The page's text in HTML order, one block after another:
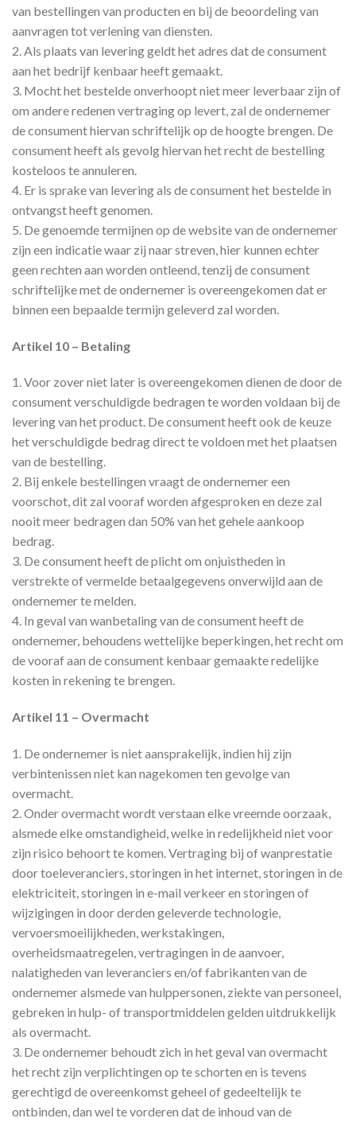
van bestellingen van producten en bij de beoordeling van
aanvragen tot verlening van diensten.
2. Als plaats van levering geldt het adres dat de consument
aan het bedrijf kenbaar heeft gemaakt.
3. Mocht het bestelde onverhoopt niet meer leverbaar zijn of
om andere redenen vertraging op levert, zal de ondernemer
de consument hiervan schriftelijk op de hoogte brengen. De
consument heeft als gevolg hiervan het recht de bestelling
kosteloos te annuleren.
4. Er is sprake van levering als de consument het bestelde in
ontvangst heeft genomen.
5. De genoemde termijnen op de website van de ondernemer
zijn een indicatie waar zij naar streven, hier kunnen echter
geen rechten aan worden ontleend, tenzij de consument
schriftelijke met de ondernemer is overeengekomen dat er
binnen een bepaalde termijn geleverd zal worden.
Artikel 10 – Betaling
1. Voor zover niet later is overeengekomen dienen de door de
consument verschuldigde bedragen te worden voldaan bij de
levering van het product. De consument heeft ook de keuze
het verschuldigde bedrag direct te voldoen met het plaatsen
van de bestelling.
2. Bij enkele bestellingen vraagt de ondernemer een
voorschot, dit zal vooraf worden afgesproken en deze zal
nooit meer bedragen dan 50% van het gehele aankoop
bedrag.
3. De consument heeft de plicht om onjuistheden in
verstrekte of vermelde betaalgegevens onverwijld aan de
ondernemer te melden.
4. In geval van wanbetaling van de consument heeft de
ondernemer, behoudens wettelijke beperkingen, het recht om
de vooraf aan de consument kenbaar gemaakte redelijke
kosten in rekening te brengen.
Artikel 11 – Overmacht
1. De ondernemer is niet aansprakelijk, indien hij zijn
verbintenissen niet kan nagekomen ten gevolge van
overmacht.
2. Onder overmacht wordt verstaan elke vreemde oorzaak,
alsmede elke omstandigheid, welke in redelijkheid niet voor
zijn risico behoort te komen. Vertraging bij of wanprestatie
door toeleveranciers, storingen in het internet, storingen in de
elektriciteit, storingen in e-mail verkeer en storingen of
wijzigingen in door derden geleverde technologie,
vervoersmoeilijkheden, werkstakingen,
overheidsmaatregelen, vertragingen in de aanvoer,
nalatigheden van leveranciers en/of fabrikanten van de
ondernemer alsmede van hulppersonen, ziekte van personeel,
gebreken in hulp- of transportmiddelen gelden uitdrukkelijk
als overmacht.
3. De ondernemer behoudt zich in het geval van overmacht
het recht zijn verplichtingen op te schorten en is tevens
gerechtigd de overeenkomst geheel of gedeeltelijk te
ontbinden, dan wel te vorderen dat de inhoud van de